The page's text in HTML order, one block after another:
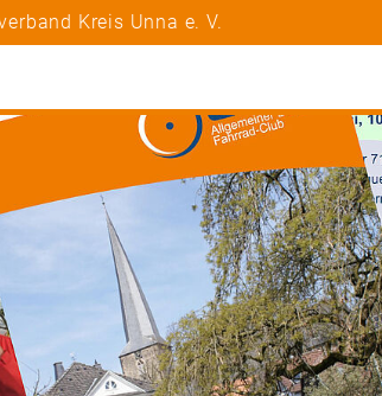
Kreis Unna e. V.